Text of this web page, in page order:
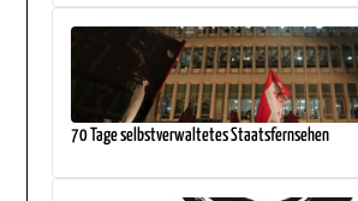
70 Tage selbstverwaltetes Staatsfernsehen